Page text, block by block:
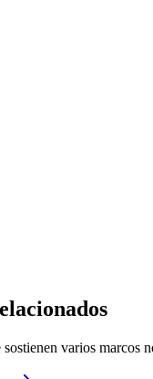
varios marcos